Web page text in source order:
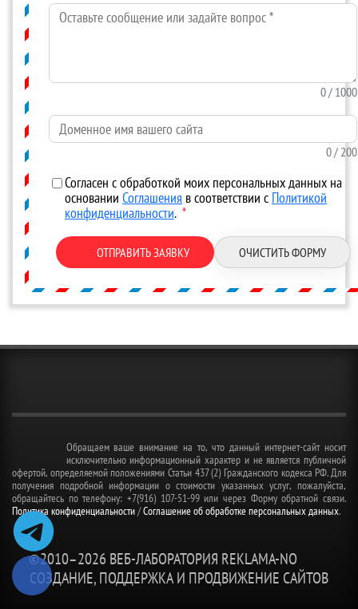
Оставьте сообщение или задайте вопрос
0/ 1000
Доменное имя вашего сайта
0/ 200
Согласен с обработкой моих персональных данных на
основании Соглашения в соответствии с Политикой
конфиденциальности. *
ОТПРАВИТЬ ЗАЯВКУ ОЧИСТИТЬ ФОРМУ
Обращаем ваше внимание на то, что данный интернет-сайт носит
исключительно информационный характер и не является публичной
офертой, определяемой положениями Статьи 437 (2) Гражданского кодекса РФ. Для
получения подробной информации о стоимости указанных услуг, пожалуйста,
обращайтесь по телефону: +7(916) 107-51-99 или через Форму обратной связи.
Политика конфиденциальности/Соглашение об обработке персональных данных.
©2010–2026 ВЕБ-ЛАБОРАТОРИЯ REKLAMA-NO
СОЗДАНИЕ, ПОДДЕРЖКА И ПРОДВИЖЕНИЕ САЙТОВ